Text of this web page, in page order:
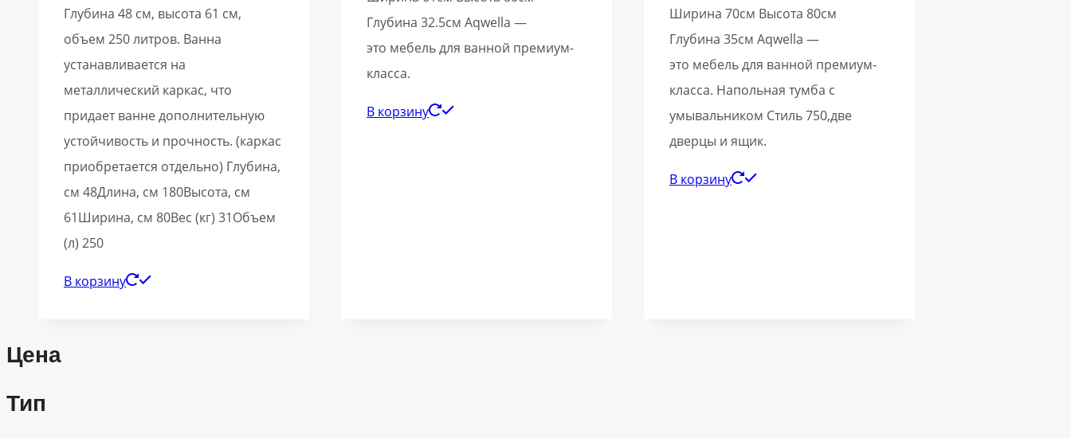
Глубина 48 см, высота 61 см,
объем 250 литров. Ванна
устанавливается на
металлический каркас, что
придает ванне дополнительную
устойчивость и прочность. (каркас
приобретается отдельно) Глубина,
см 48Длина, см 180Высота, см
61Ширина, см 80Вес (кг) 31Объем
(л) 250
В корзину
Глубина 32.5см Aqwella —
это мебель для ванной премиум-
класса.
В корзину
Ширина 70см Высота 80см
Глубина 35см Aqwella —
это мебель для ванной премиум-
класса. Напольная тумба с
умывальником Стиль 750,две
дверцы и ящик.
В корзину
Цена
Тип